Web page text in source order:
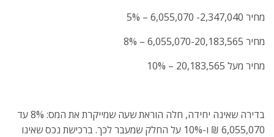
מחיר 2,347,040- 6,055,070 – 5%
מחיר 6,055,070-20,183,565 – 8%
מחיר מעל 20,183,565 – 10%
בדירה שאינה יחידה, חלה הוראת שעה שמייקרת את המס:
8% עד
‎6,055,070 ₪ ו-10% על החלק שמעבר לכך. ברכישת נכס שאינו